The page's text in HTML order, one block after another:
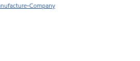
Company